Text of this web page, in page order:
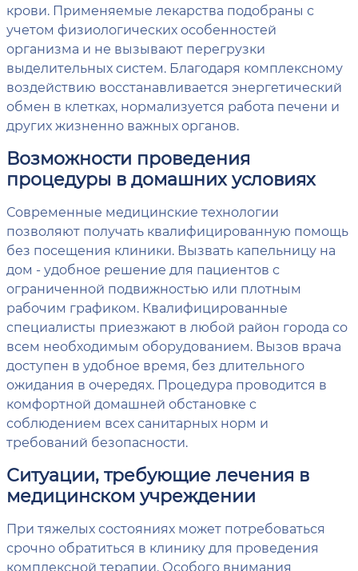
крови. Применяемые лекарства подобраны с
учетом физиологических особенностей
организма и не вызывают перегрузки
выделительных систем. Благодаря комплексному
воздействию восстанавливается энергетический
обмен в клетках, нормализуется работа печени и
других жизненно важных органов.
Возможности проведения
процедуры в домашних условиях
Современные медицинские технологии
позволяют получать квалифицированную помощь
без посещения клиники. Вызвать капельницу на
дом - удобное решение для пациентов с
ограниченной подвижностью или плотным
рабочим графиком. Квалифицированные
специалисты приезжают в любой район города со
всем необходимым оборудованием. Вызов врача
доступен в удобное время, без длительного
ожидания в очередях. Процедура проводится в
комфортной домашней обстановке с
соблюдением всех санитарных норм и
требований безопасности.
Ситуации, требующие лечения в
медицинском учреждении
При тяжелых состояниях может потребоваться
срочно обратиться в клинику для проведения
комплексной терапии. Особого внимания